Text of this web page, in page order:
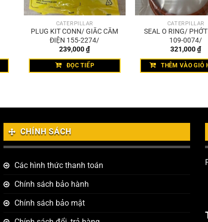
CATERPILLAR
PLUG KIT CONN/ GIẮC CẮM
ĐIỆN 155-2274/
239,000₫
ĐỌC TIẾP
CATERPILLAR
SEAL O RING/
109-0074/
321,000₫
THÊM VÀO GIỎ
CHÍNH SÁCH
Các hình thức thanh toán
Chính sách bảo hành
Chính sách bảo mật